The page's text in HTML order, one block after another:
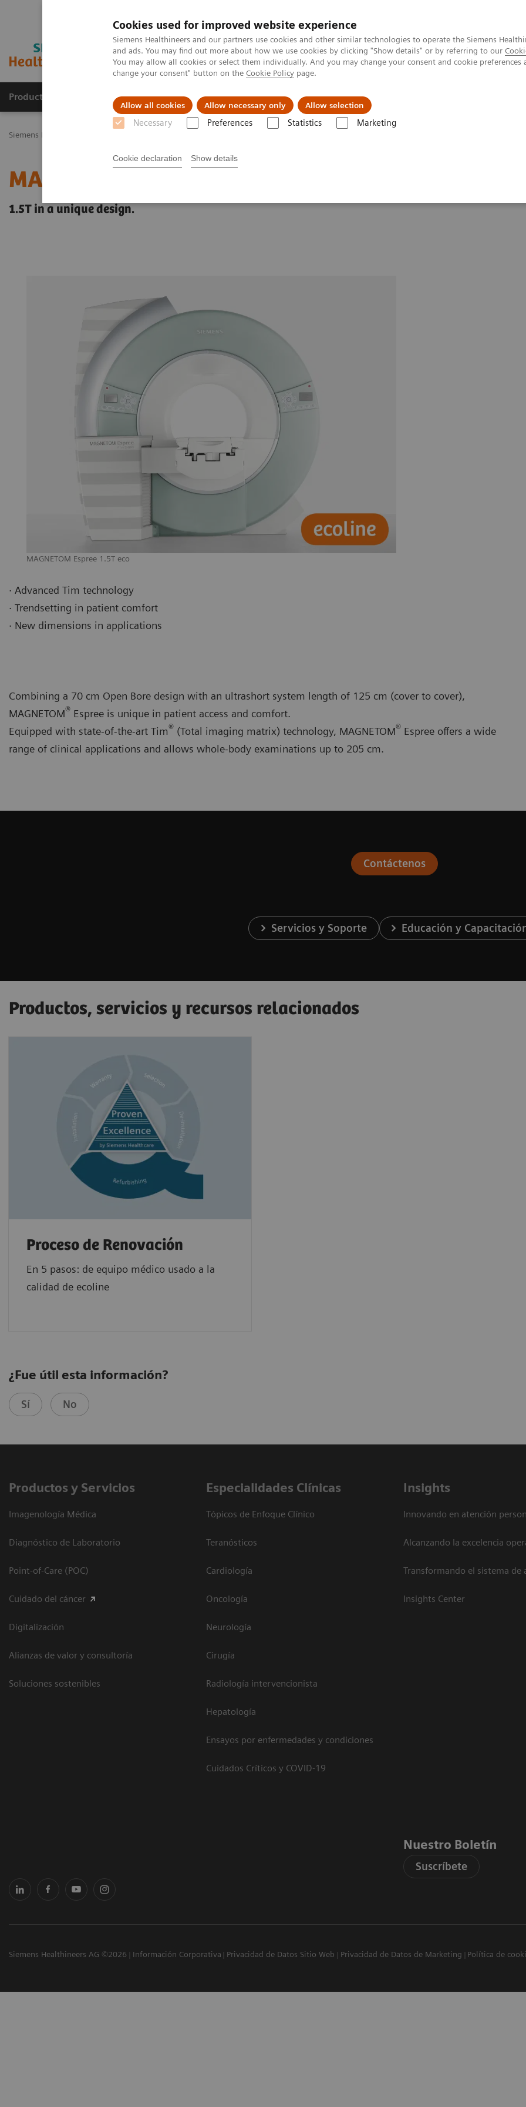
Cookies used for improved website experience
Siemens Healthineers and our partners use cookies and other similar technologies to operate the Siemens
and ads. You may find out more about how we use cookies by clicking "Show details" or by referring to our
You may allow all cookies or select them individually. And you may change your consent and cookie
change your consent" button on the Cookie Policy page.
Allow all cookies Allow necessary only Allow selection
Necessary Preferences Statistics Marketing
Cookie declaration Show details
Productos y servicios Especialidades Clínicas Servicios post venta
Siemens Healthineers Latinoamérica
MAGNETOM Espree 1.5T eco
1.5T in a unique design.
MAGNETOM Espree 1.5T eco
· Advanced Tim technology
· Trendsetting in patient comfort
· New dimensions in applications
Combining a 70 cm Open Bore design with an ultrashort system length of 125 cm (cover to cover),
MAGNETOM® Espree is unique in patient access and comfort.
Equipped with state-of-the-art Tim® (Total imaging matrix) technology, MAGNETOM® Espree offers a wide
range of clinical applications and allows whole-body examinations up to 205 cm.
Contáctenos
Servicios y Soporte Educación y
Productos, servicios y recursos relacionados
Proceso de Renovación
En 5 pasos: de equipo médico usado a la
calidad de ecoline
¿Fue útil esta información?
Sí No
Productos y Servicios
Imagenología Médica
Diagnóstico de Laboratorio
Point-of-Care (POC)
Cuidado del cáncer
Digitalización
Alianzas de valor y consultoría
Soluciones sostenibles
Especialidades Clínicas
Tópicos de Enfoque Clínico
Teranósticos
Cardiología
Oncología
Neurología
Cirugía
Radiología intervencionista
Hepatología
Ensayos por enfermedades y condiciones
Cuidados Críticos y COVID-19
Insights
Innovando en atención
Alcanzando la excelencia
Transformando el sistema de
Insights Center
Nuestro Boletín
Suscríbete
Siemens Healthineers AG ©2026 Información Corporativa Privacidad de Datos Sitio Web Privacidad de Datos de Marketing Política de